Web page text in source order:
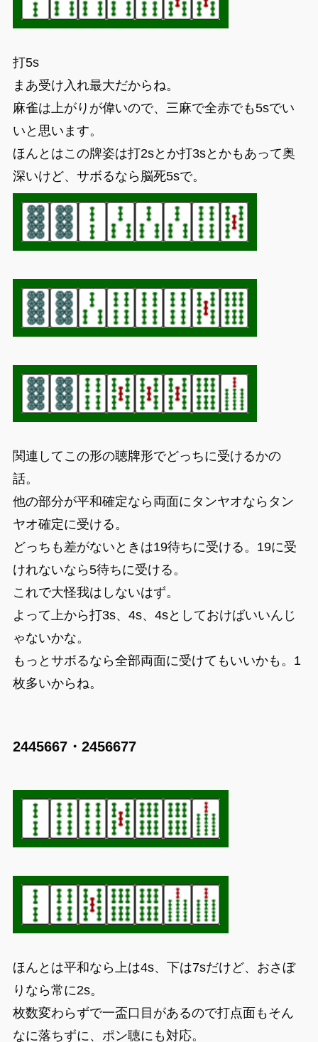
打5s
まあ受け入れ最大だからね。
麻雀は上がりが偉いので、三麻で全赤でも5sでい
いと思います。
ほんとはこの牌姿は打2sとか打3sとかもあって奥
深いけど、サボるなら脳死5sで。
関連してこの形の聴牌形でどっちに受けるかの
話。
他の部分が平和確定なら両面にタンヤオならタン
ヤオ確定に受ける。
どっちも差がないときは19待ちに受ける。19に受
けれないなら5待ちに受ける。
これで大怪我はしないはず。
よって上から打3s、4s、4sとしておけばいいんじ
ゃないかな。
もっとサボるなら全部両面に受けてもいいかも。1
枚多いからね。
2445667・2456677
ほんとは平和なら上は4s、下は7sだけど、おさぼ
りなら常に2s。
枚数変わらずで一盃口目があるので打点面もそん
なに落ちずに、ポン聴にも対応。